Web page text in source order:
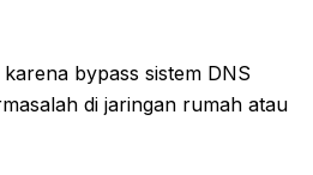
bypass sistem DNS
di jaringan rumah atau